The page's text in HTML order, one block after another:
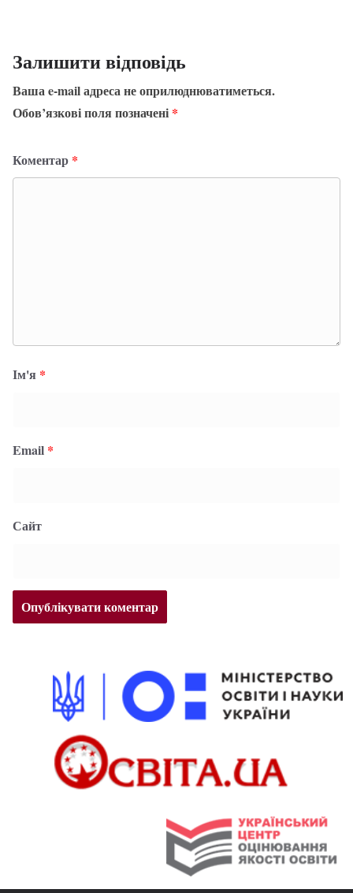
Залишити відповідь
Ваша e-mail адреса не оприлюднюватиметься.
Обов’язкові поля позначені *
Коментар *
Ім'я *
Email *
Сайт